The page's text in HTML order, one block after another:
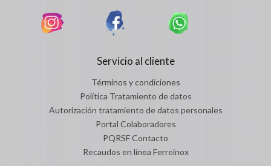
Servicio al cliente
Términos y condiciones
Política Tratamiento de datos
Autorización tratamiento de datos personales
Portal Colaboradores
PQRSF Contacto
Recaudos en línea Ferreinox